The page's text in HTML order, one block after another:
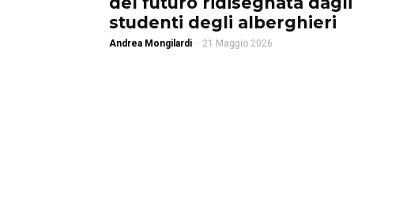
studenti degli alberghieri
Andrea Mongilardi - 21 Maggio 2026